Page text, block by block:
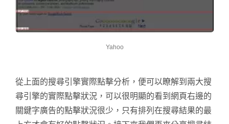
Yahoo
從上面的搜尋引擎實際點擊分析，便可以瞭解到兩大搜
尋引擎的實際點擊狀況，可以很明顯的看到網頁右邊的
關鍵字廣告的點擊狀況很少，只有排列在搜尋結果的最